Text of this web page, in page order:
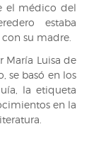
el médico del
estaba
su madre.
María Luisa de
se basó en los
la etiqueta
en la